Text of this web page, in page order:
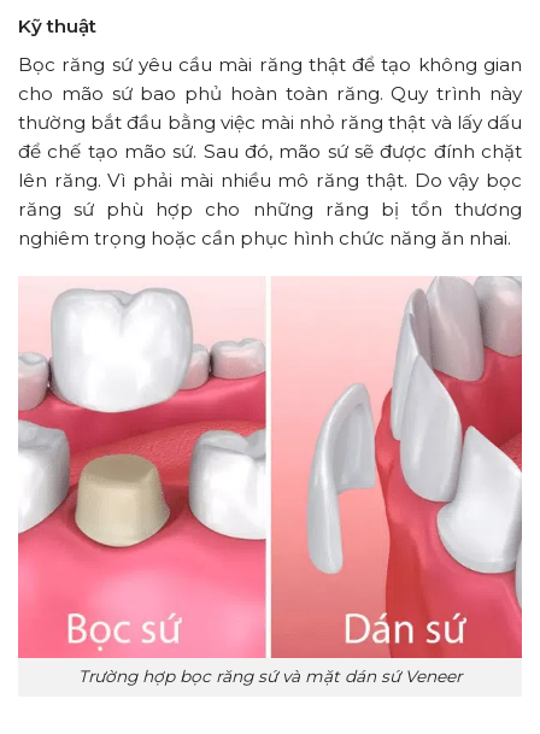
Kỹ thuật
Bọc răng sứ yêu cầu mài răng thật để tạo không gian
cho mão sứ bao phủ hoàn toàn răng. Quy trình này
thường bắt đầu bằng việc mài nhỏ răng thật và lấy dấu
để chế tạo mão sứ. Sau đó, mão sứ sẽ được đính chặt
lên răng. Vì phải mài nhiều mô răng thật. Do vậy bọc
răng sứ phù hợp cho những răng bị tổn thương
nghiêm trọng hoặc cần phục hình chức năng ăn nhai.
Trường hợp bọc răng sứ và mặt dán sứ Veneer